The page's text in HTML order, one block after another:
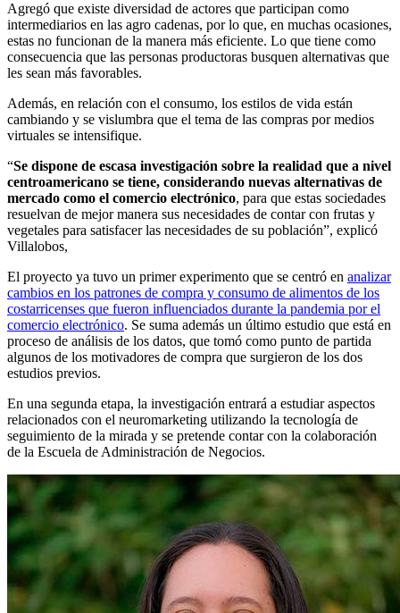
Agregó que existe diversidad de actores que participan como
intermediarios en las agro cadenas, por lo que, en muchas ocasiones,
estas no funcionan de la manera más eficiente. Lo que tiene como
consecuencia que las personas productoras busquen alternativas que
les sean más favorables.
Además, en relación con el consumo, los estilos de vida están
cambiando y se vislumbra que el tema de las compras por medios
virtuales se intensifique.
“Se dispone de escasa investigación sobre la realidad que a nivel
centroamericano se tiene, considerando nuevas alternativas de
mercado como el comercio electrónico, para que estas sociedades
resuelvan de mejor manera sus necesidades de contar con frutas y
vegetales para satisfacer las necesidades de su población”, explicó
Villalobos,
El proyecto ya tuvo un primer experimento que se centró en analizar
cambios en los patrones de compra y consumo de alimentos de los
costarricenses que fueron influenciados durante la pandemia por el
comercio electrónico. Se suma además un último estudio que está en
proceso de análisis de los datos, que tomó como punto de partida
algunos de los motivadores de compra que surgieron de los dos
estudios previos.
En una segunda etapa, la investigación entrará a estudiar aspectos
relacionados con el neuromarketing utilizando la tecnología de
seguimiento de la mirada y se pretende contar con la colaboración
de la Escuela de Administración de Negocios.